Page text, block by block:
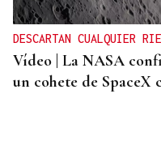
DESCARTAN CUALQUIER
Vídeo | La NASA
un cohete de SpaceX